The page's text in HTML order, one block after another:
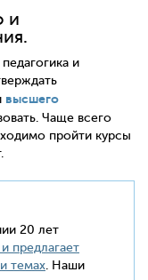
и
и
высшего
Чаще всего
пройти курсы
20 лет
предлагает
темах. Наши